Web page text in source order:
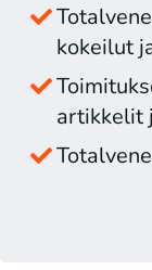
kokeilut
artikkelit